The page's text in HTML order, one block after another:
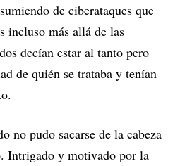
de ciberataques que
incluso más allá de las
decían estar al tanto pero
de quién se trataba y tenían
no pudo sacarse de la cabeza
Intrigado y motivado por la